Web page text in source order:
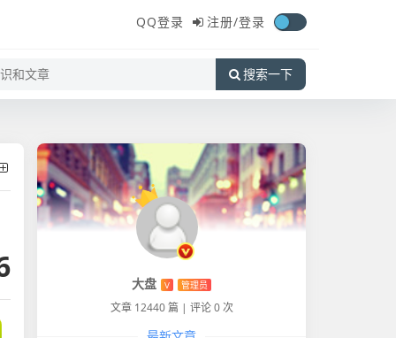
QQ登录 注册/登录
搜索一下
大盘 V 管理员
文章 12440 篇 | 评论 0 次